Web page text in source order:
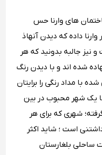
های وارنا حس
داده که دیدن آنهاذ
نیز جالبه بدونید که هر
شده اند و با دیدن رنگ
با مداد رنگی را برایتان
یک شهر محبوب در بین
شهری که برای هر
است ؛ شاید اکثر
ساحلی بلغارستان